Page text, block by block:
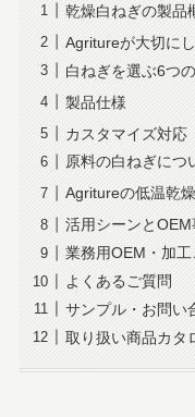
乾燥白ねぎの製品
Agritureが大切に
白ねぎを選ぶ6つ
製品仕様
カスタマイズ対応
原料の白ねぎにつ
Agritureの低温乾
活用シーンとOEM
業務用OEM・加
よくあるご質問
サンプル・お問い
取り扱い商品カタ